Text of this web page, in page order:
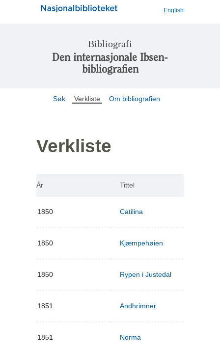
English
Bibliografi
Den internasjonale Ibsen-
bibliografien
Søk Verkliste Om bibliografien
Verkliste
År Tittel
1850 Catilina
1850 Kjæmpehøien
1850 Rypen i Justedal
1851 Andhrimner
1851 Norma